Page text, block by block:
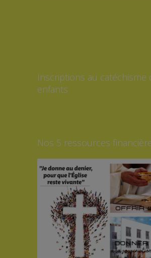
Inscriptions au catéchisme
enfants
Nos 5 ressources